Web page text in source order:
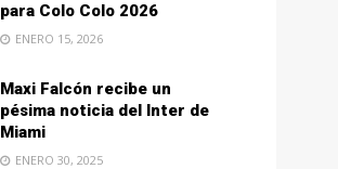
para Colo Colo 2026
ENERO 15, 2026
Maxi Falcón recibe un
pésima noticia del Inter de
Miami
ENERO 30, 2025